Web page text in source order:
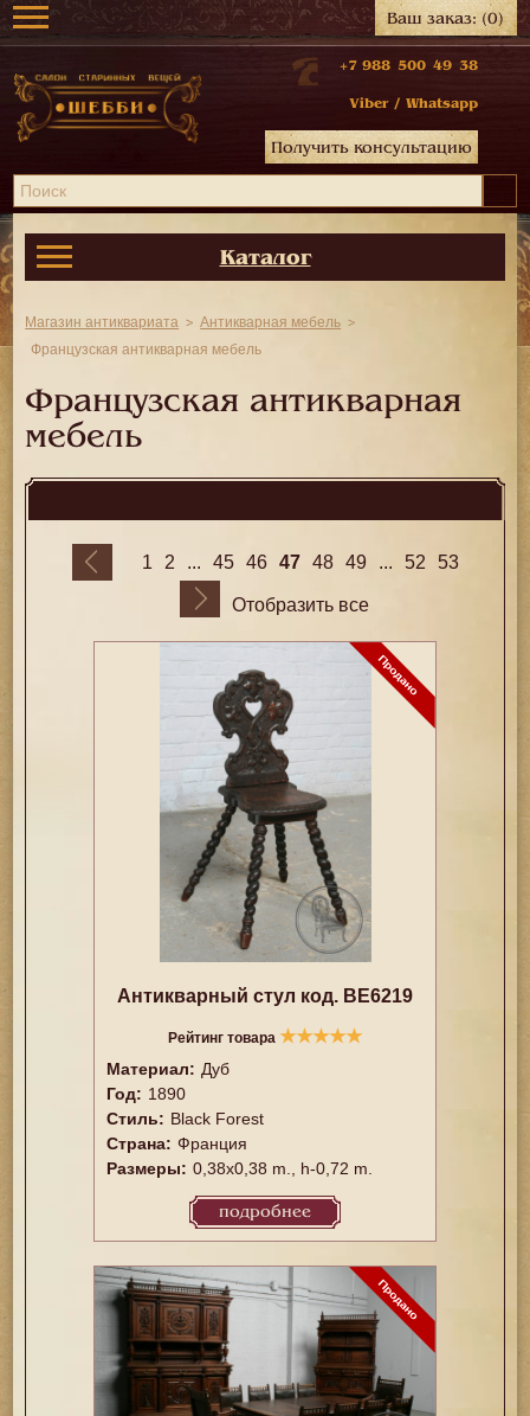
Ваш заказ:(0)
+7 988 500 49 38
Viber / Whatsapp
Получить консультацию
Каталог
Магазин антиквариата
Антикварная мебель
Французская антикварная мебель
Французская антикварная
мебель
1 2 ... 45 46 47 48 49 ... 52 53
Отобразить все
Антикварный стул код. BE6219
Рейтинг товара ★★★★★
Материал: Дуб
Год: 1890
Стиль: Black Forest
Страна: Франция
Размеры: 0,38x0,38 m., h-0,72 m.
подробнее